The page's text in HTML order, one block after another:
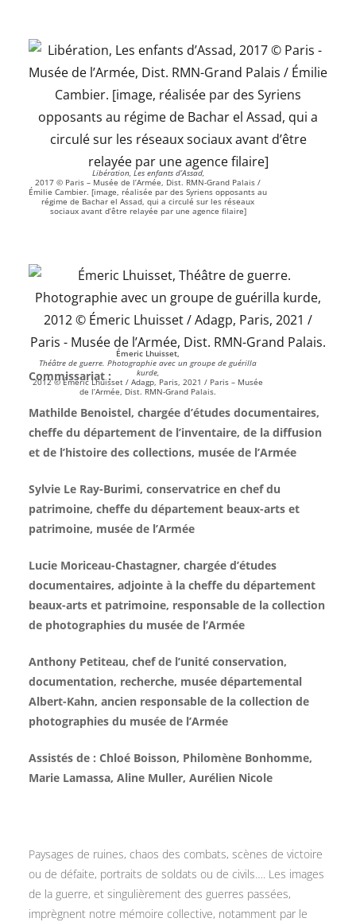
Libération, Les enfants d’Assad,
2017 © Paris – Musée de l’Armée, Dist. RMN-Grand Palais /
Émilie Cambier. [image, réalisée par des Syriens opposants au
régime de Bachar el Assad, qui a circulé sur les réseaux
sociaux avant d’être relayée par une agence filaire]
Émeric Lhuisset,
Théâtre de guerre. Photographie avec un groupe de guérilla
kurde,
2012 © Émeric Lhuisset / Adagp, Paris, 2021 / Paris – Musée
de l’Armée, Dist. RMN-Grand Palais.
Commissariat :
Mathilde Benoistel, chargée d’études documentaires,
cheffe du département de l’inventaire, de la diffusion
et de l’histoire des collections, musée de l’Armée
Sylvie Le Ray-Burimi, conservatrice en chef du
patrimoine, cheffe du département beaux-arts et
patrimoine, musée de l’Armée
Lucie Moriceau-Chastagner, chargée d’études
documentaires, adjointe à la cheffe du département
beaux-arts et patrimoine, responsable de la collection
de photographies du musée de l’Armée
Anthony Petiteau, chef de l’unité conservation,
documentation, recherche, musée départemental
Albert-Kahn, ancien responsable de la collection de
photographies du musée de l’Armée
Assistés de : Chloé Boisson, Philomène Bonhomme,
Marie Lamassa, Aline Muller, Aurélien Nicole
Paysages de ruines, chaos des combats, scènes de victoire
ou de défaite, portraits de soldats ou de civils…. Les images
de la guerre, et singulièrement des guerres passées,
imprègnent notre mémoire collective, notamment par le